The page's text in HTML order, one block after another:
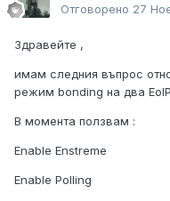
Отговорено 27
Здравейте ,
имам следния въпрос
режим bonding на два
В момента ползвам :
Enable Enstreme
Enable Polling